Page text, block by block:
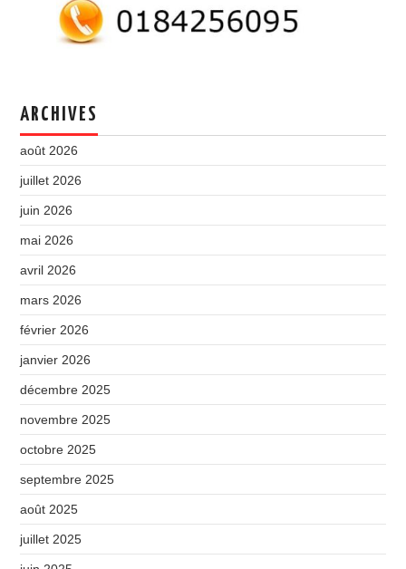
ARCHIVES
août 2026
juillet 2026
juin 2026
mai 2026
avril 2026
mars 2026
février 2026
janvier 2026
décembre 2025
novembre 2025
octobre 2025
septembre 2025
août 2025
juillet 2025